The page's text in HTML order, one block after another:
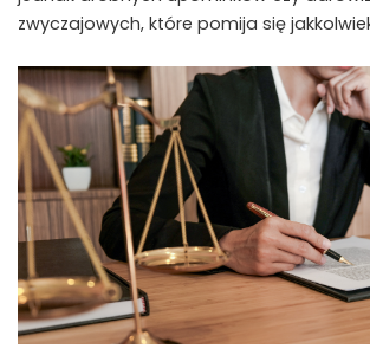
zwyczajowych, które pomija się